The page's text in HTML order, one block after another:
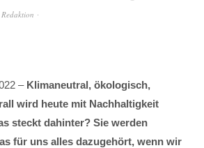
Redaktion
– Klimaneutral, ökologisch,
wird heute mit Nachhaltigkeit
steckt dahinter? Sie werden
für uns alles dazugehört, wenn wir